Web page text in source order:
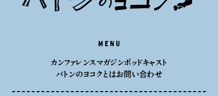
メニュー
カンファレンスマガジンポッドキャスト
バトンのヨコクとはお問い合わせ